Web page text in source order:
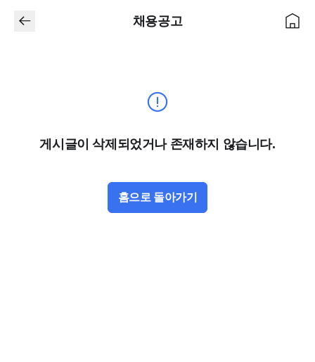
채용공고
게시글이 삭제되었거나 존재하지 않습니다.
홈으로 돌아가기